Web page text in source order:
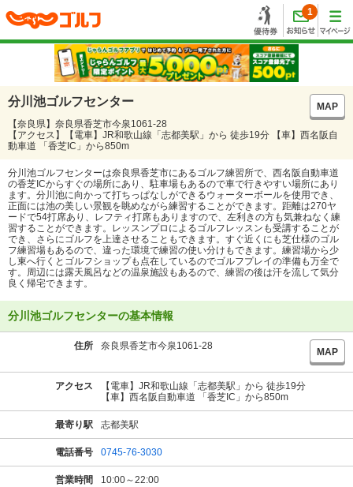
1
分川池ゴルフセンター
MAP
【奈良県】奈良県香芝市今泉1061-28
【アクセス】【電車】JR和歌山線「志都美駅」から 徒歩19分 【車】西名阪自
動車道 「香芝IC」から850m
分川池ゴルフセンターは奈良県香芝市にあるゴルフ練習所で、西名阪自動車道
の香芝ICからすぐの場所にあり、駐車場もあるので車で行きやすい場所にあり
ます。分川池に向かって打ちっぱなしができるウォーターボールを使用でき、
正面には池の美しい景観を眺めながら練習することができます。距離は270ヤ
ードで54打席あり、レフティ打席もありますので、左利きの方も気兼ねなく練
習することができます。レッスンプロによるゴルフレッスンも受講することが
でき、さらにゴルフを上達させることもできます。すぐ近くにも芝仕様のゴル
フ練習場もあるので、違った環境で練習の使い分けもできます。練習場から少
し東へ行くとゴルフショップも点在しているのでゴルフプレイの準備も万全で
す。周辺には露天風呂などの温泉施設もあるので、練習の後は汗を流して気分
良く帰宅できます。
分川池ゴルフセンターの基本情報
住所 奈良県香芝市今泉1061-28
MAP
アクセス
【電車】JR和歌山線「志都美駅」から 徒歩19分
【車】西名阪自動車道 「香芝IC」から850m
最寄り駅 志都美駅
電話番号 0745-76-3030
営業時間 10:00～22:00